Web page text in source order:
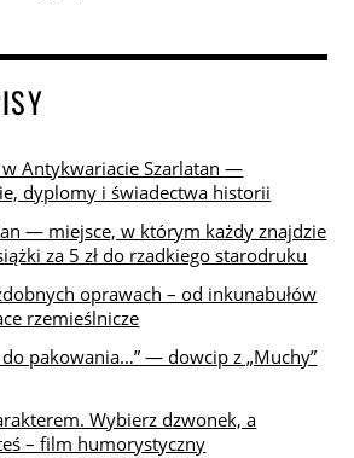
Antykwariacie Szarlatan —
dyplomy i świadectwa historii
— miejsce, w którym każdy znajdzie
za 5 zł do rzadkiego starodruku
oprawach – od inkunabułów
rzemieślnicze
pakowania…” — dowcip z „Muchy”
Wybierz dzwonek, a
– film humorystyczny